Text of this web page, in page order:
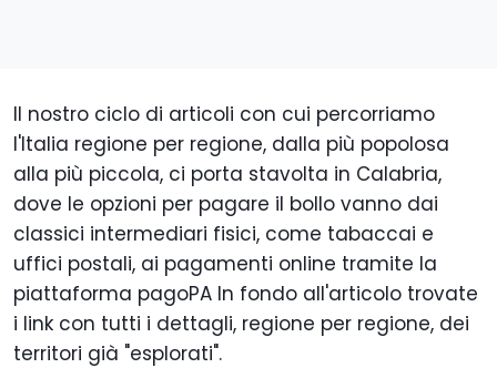
Il nostro ciclo di articoli con cui percorriamo
l'Italia regione per regione, dalla più popolosa
alla più piccola, ci porta stavolta in Calabria,
dove le opzioni per pagare il bollo vanno dai
classici intermediari fisici, come tabaccai e
uffici postali, ai pagamenti online tramite la
piattaforma pagoPA In fondo all'articolo trovate
i link con tutti i dettagli, regione per regione, dei
territori già "esplorati".